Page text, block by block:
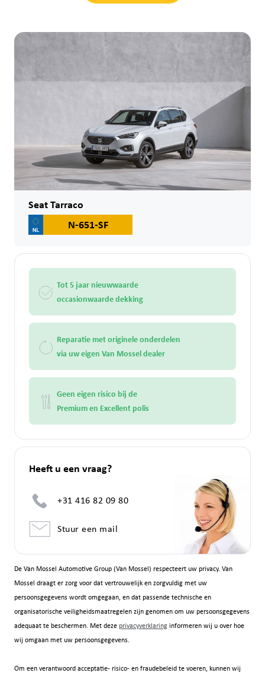
De Van Mossel Automotive Group (Van Mossel) respecteert uw privacy. Van
Mossel draagt er zorg voor dat vertrouwelijk en zorgvuldig met uw
persoonsgegevens wordt omgegaan, en dat passende technische en
organisatorische veiligheidsmaatregelen zijn genomen om uw persoonsgegevens
adequaat te beschermen. Met deze privacyverklaringinformeren wij u over hoe
wij omgaan met uw persoonsgegevens.
Om een verantwoord acceptatie- risico- en fraudebeleid te voeren, kunnen wij
Seat Tarraco
N-651-SF
Tot 5 jaar nieuwwaarde
occasionwaarde dekking
Reparatie met originele onderdelen
via uw eigen Van Mossel dealer
Geen eigen risico bij de
Premium en Excellent polis
Heeft u een vraag?
+31 416 82 09 80
Stuur een mail